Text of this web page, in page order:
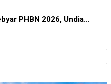
PHBN 2026, Undia…